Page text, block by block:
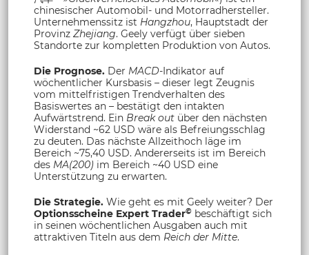
chinesischer Automobil- und Motorradhersteller.
Unternehmenssitz ist Hangzhou, Hauptstadt der
Provinz Zhejiang. Geely verfügt über sieben
Standorte zur kompletten Produktion von Autos.
Die Prognose. Der MACD-Indikator auf
wöchentlicher Kursbasis – dieser legt Zeugnis
vom mittelfristigen Trendverhalten des
Basiswertes an – bestätigt den intakten
Aufwärtstrend. Ein Break out über den nächsten
Widerstand ~62 USD wäre als Befreiungsschlag
zu deuten. Das nächste Allzeithoch läge im
Bereich ~75,40 USD. Andererseits ist im Bereich
des MA(200) im Bereich ~40 USD eine
Unterstützung zu erwarten.
Die Strategie. Wie geht es mit Geely weiter? Der
Optionsscheine Expert Trader© beschäftigt sich
in seinen wöchentlichen Ausgaben auch mit
attraktiven Titeln aus dem Reich der Mitte.